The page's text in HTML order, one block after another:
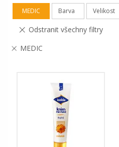
MEDIC Barva Velikost
Odstranit všechny filtry
MEDIC